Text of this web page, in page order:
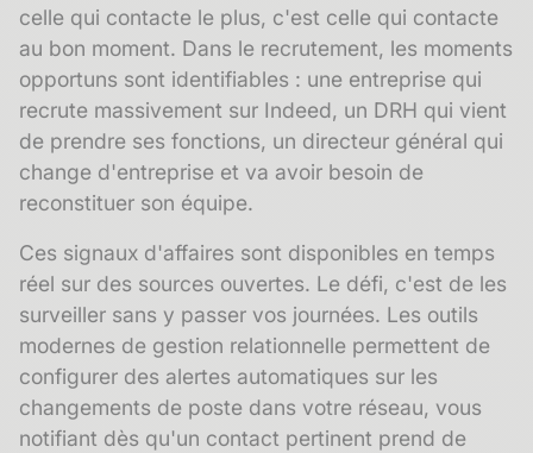
celle qui contacte le plus, c'est celle qui contacte
au bon moment. Dans le recrutement, les moments
opportuns sont identifiables : une entreprise qui
recrute massivement sur Indeed, un DRH qui vient
de prendre ses fonctions, un directeur général qui
change d'entreprise et va avoir besoin de
reconstituer son équipe.
Ces signaux d'affaires sont disponibles en temps
réel sur des sources ouvertes. Le défi, c'est de les
surveiller sans y passer vos journées. Les outils
modernes de gestion relationnelle permettent de
configurer des alertes automatiques sur les
changements de poste dans votre réseau, vous
notifiant dès qu'un contact pertinent prend de